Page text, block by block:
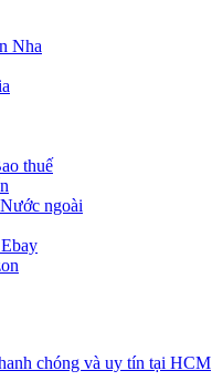
Nha
thuế
ngoài
chóng và uy tín tại HCM